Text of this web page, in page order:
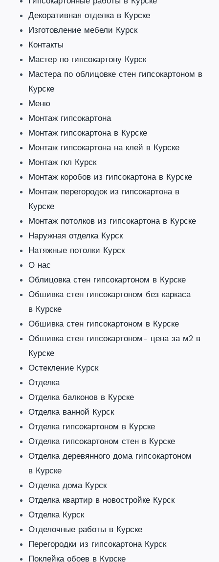
Декоративная отделка в Курске
Изготовление мебели Курск
Контакты
Мастер по гипсокартону Курск
Мастера по облицовке стен гипсокартоном в
Курске
Меню
Монтаж гипсокартона
Монтаж гипсокартона в Курске
Монтаж гипсокартона на клей в Курске
Монтаж гкл Курск
Монтаж коробов из гипсокартона в Курске
Монтаж перегородок из гипсокартона в
Курске
Монтаж потолков из гипсокартона в Курске
Наружная отделка Курск
Натяжные потолки Курск
О нас
Облицовка стен гипсокартоном в Курске
Обшивка стен гипсокартоном без каркаса
в Курске
Обшивка стен гипсокартоном в Курске
Обшивка стен гипсокартоном- цена за м2 в
Курске
Остекление Курск
Отделка
Отделка балконов в Курске
Отделка ванной Курск
Отделка гипсокартоном в Курске
Отделка гипсокартоном стен в Курске
Отделка деревянного дома гипсокартоном
в Курске
Отделка дома Курск
Отделка квартир в новостройке Курск
Отделка Курск
Отделочные работы в Курске
Перегородки из гипсокартона Курск
Поклейка обоев в Курске